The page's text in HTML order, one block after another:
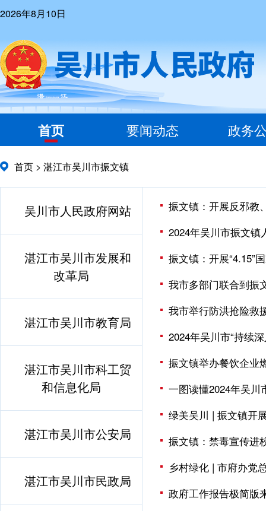
2026年8月10日
首页 要闻动态 政务
首页 > 湛江市吴川市振文镇
吴川市人民政府网站
湛江市吴川市发展和
改革局
湛江市吴川市教育局
湛江市吴川市科工贸
和信息化局
湛江市吴川市公安局
湛江市吴川市民政局
振文镇：开展反邪教
2024年吴川市振文镇
振文镇：开展“4.15”
我市多部门联合到振
我市举行防洪抢险救
2024年吴川市“持续
振文镇举办餐饮企业
一图读懂2024年吴川
绿美吴川 | 振文镇开
振文镇：禁毒宣传进
乡村绿化 | 市府办党
政府工作报告极简版